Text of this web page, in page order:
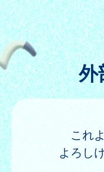
これ
よろし